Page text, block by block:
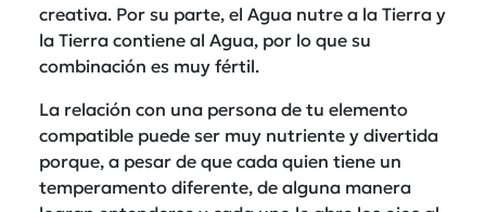
creativa. Por su parte, el Agua nutre a la Tierra y
la Tierra contiene al Agua, por lo que su
combinación es muy fértil.
La relación con una persona de tu elemento
compatible puede ser muy nutriente y divertida
porque, a pesar de que cada quien tiene un
temperamento diferente, de alguna manera